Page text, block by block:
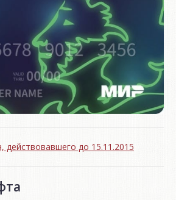
действовавшего до 15.11.2015